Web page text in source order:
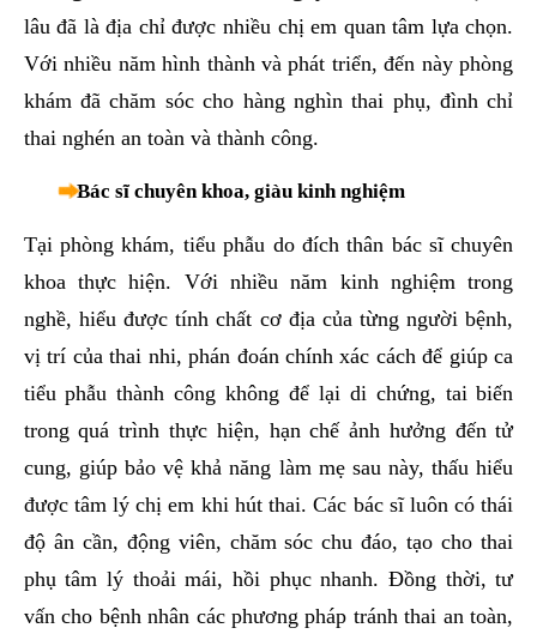
lâu đã là địa chỉ được nhiều chị em quan tâm lựa chọn.
Với nhiều năm hình thành và phát triển, đến này phòng
khám đã chăm sóc cho hàng nghìn thai phụ, đình chỉ
thai nghén an toàn và thành công.
Bác sĩ chuyên khoa, giàu kinh nghiệm
Tại phòng khám, tiểu phẫu do đích thân bác sĩ chuyên
khoa thực hiện. Với nhiều năm kinh nghiệm trong
nghề, hiểu được tính chất cơ địa của từng người bệnh,
vị trí của thai nhi, phán đoán chính xác cách để giúp ca
tiểu phẫu thành công không để lại di chứng, tai biến
trong quá trình thực hiện, hạn chế ảnh hưởng đến tử
cung, giúp bảo vệ khả năng làm mẹ sau này, thấu hiểu
được tâm lý chị em khi hút thai. Các bác sĩ luôn có thái
độ ân cần, động viên, chăm sóc chu đáo, tạo cho thai
phụ tâm lý thoải mái, hồi phục nhanh. Đồng thời, tư
vấn cho bệnh nhân các phương pháp tránh thai an toàn,